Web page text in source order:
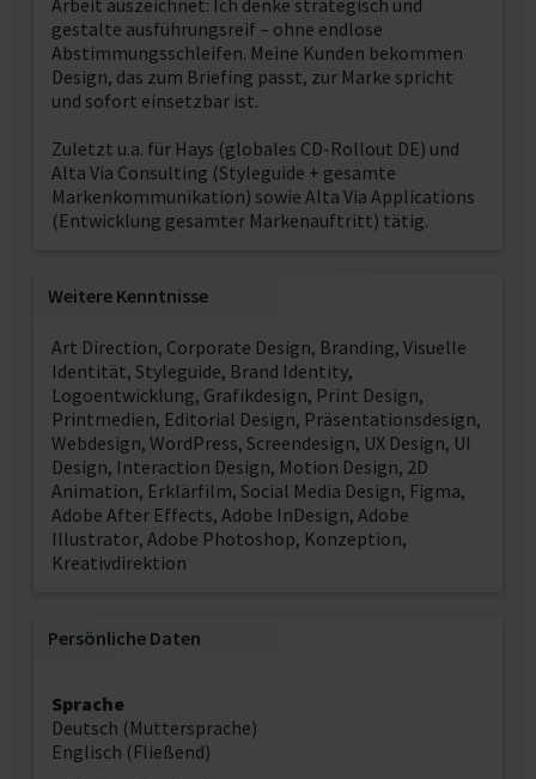
Arbeit auszeichnet: Ich denke strategisch und
gestalte ausführungsreif – ohne endlose
Abstimmungsschleifen. Meine Kunden bekommen
Design, das zum Briefing passt, zur Marke spricht
und sofort einsetzbar ist.
Zuletzt u.a. für Hays (globales CD-Rollout DE) und
Alta Via Consulting (Styleguide + gesamte
Markenkommunikation) sowie Alta Via Applications
(Entwicklung gesamter Markenauftritt) tätig.
Weitere Kenntnisse
Art Direction, Corporate Design, Branding, Visuelle
Identität, Styleguide, Brand Identity,
Logoentwicklung, Grafikdesign, Print Design,
Printmedien, Editorial Design, Präsentationsdesign,
Webdesign, WordPress, Screendesign, UX Design, UI
Design, Interaction Design, Motion Design, 2D
Animation, Erklärfilm, Social Media Design, Figma,
Adobe After Effects, Adobe InDesign, Adobe
Illustrator, Adobe Photoshop, Konzeption,
Kreativdirektion
Persönliche Daten
Sprache
Deutsch (Muttersprache)
Englisch (Fließend)